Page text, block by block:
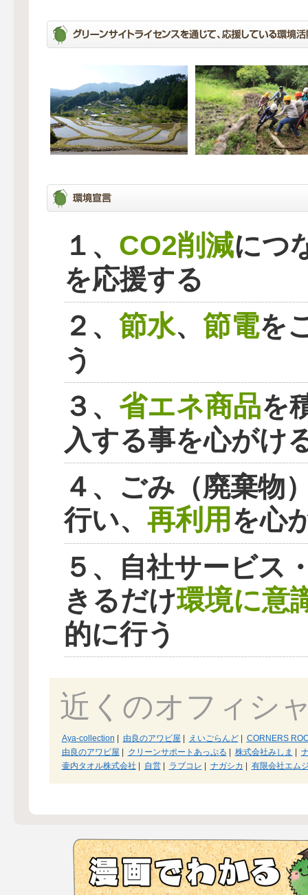
１、 CO2削減につ
を応援する
２、 節水、 節電を
う
３、 省エネ商品を
入する事を心がけ
４、ごみ（廃棄物
行い、 再利用を心
５、自社サービス
きるだけ環境に意
的に行う
近くのオフィシ
Aya-collection 由良のアワビ屋 えいごらんど|
CORNERS
由良のアワビ屋
クリーンサポートあっぷる 株式会社みしま
壷内タオル株式会社
自営| ラブコレ ナガシカ 有限会社エム